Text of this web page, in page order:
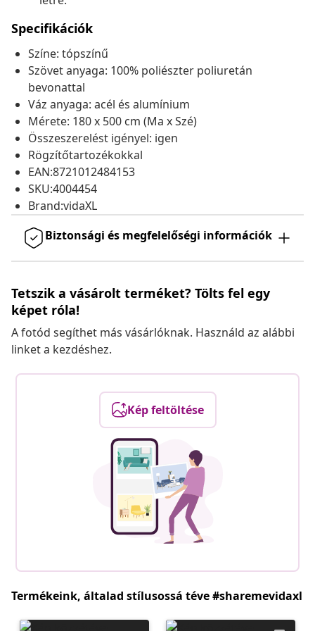
Specifikációk
Színe: tópszínű
Szövet anyaga: 100% poliészter poliuretán
bevonattal
Váz anyaga: acél és alumínium
Mérete: 180 x 500 cm (Ma x Szé)
Összeszerelést igényel: igen
Rögzítőtartozékokkal
EAN:8721012484153
SKU:4004454
Brand:vidaXL
Biztonsági és megfelelőségi információk
Tetszik a vásárolt terméket? Tölts fel egy
képet róla!
A fotód segíthet más vásárlóknak. Használd az alábbi
linket a kezdéshez.
Kép feltöltése
Termékeink, általad stílusossá téve #sharemevidaxl